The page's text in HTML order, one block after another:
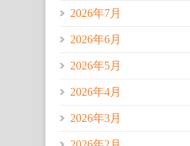
2026年7月
2026年6月
2026年5月
2026年4月
2026年3月